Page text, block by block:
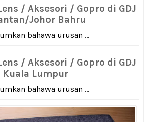
/ Aksesori / Gopro di GDJ
Johor Bahru
bahawa urusan ...
/ Aksesori / Gopro di GDJ
Kuala Lumpur
bahawa urusan ...